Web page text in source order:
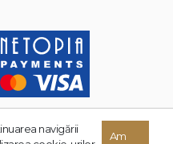
drepturile rezervate.
navigării
Am